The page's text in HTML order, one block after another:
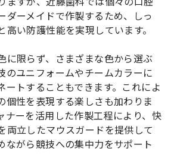
ダーメイドで作製するため、しっ
高い防護性能を実現しています。
に限らず、さまざまな色から選ぶ
のユニフォームやチームカラーに
ートすることもできます。これによ
個性を表現する楽しさも加わりま
ナーを活用した作製工程により、快
両立したマウスガードを提供して
ながら競技への集中力をサポート